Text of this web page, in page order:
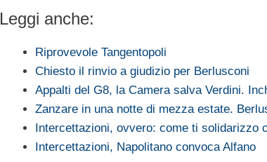
Leggi anche:
Riprovevole Tangentopoli
Chiesto il rinvio a giudizio per Berlusconi
Appalti del G8, la Camera salva Verdini.
Zanzare in una notte di mezza estate.
Intercettazioni, ovvero: come ti solidarizzo
Intercettazioni, Napolitano convoca Alfano